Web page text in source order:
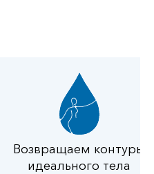
Возвращаем контуры
идеального тела